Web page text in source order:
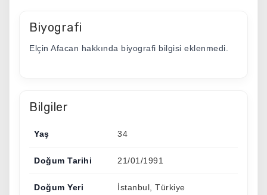
Biyografi
Elçin Afacan hakkında biyografi bilgisi eklenmedi.
Bilgiler
Yaş 34
Doğum Tarihi 21/01/1991
Doğum Yeri İstanbul, Türkiye